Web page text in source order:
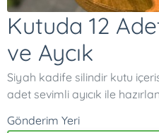
Kutuda 12
ve Aycık
Siyah kadife silindir kutu
adet sevimli ayıcık ile
Gönderim Yeri